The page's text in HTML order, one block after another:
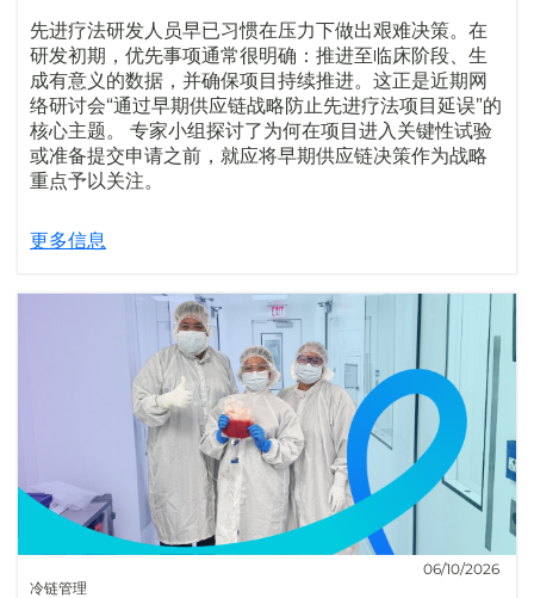
先进疗法研发人员早已习惯在压力下做出艰难决策。在
研发初期，优先事项通常很明确：推进至临床阶段、生
成有意义的数据，并确保项目持续推进。这正是近期网
络研讨会“通过早期供应链战略防止先进疗法项目延误”的
核心主题。 专家小组探讨了为何在项目进入关键性试验
或准备提交申请之前，就应将早期供应链决策作为战略
重点予以关注。
更多信息
冷链管理
06/10/2026